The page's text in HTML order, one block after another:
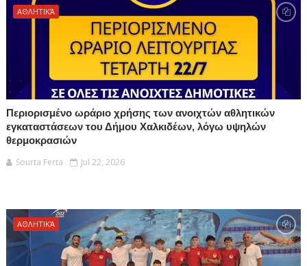
ΑΘΛΗΤΙΚΆ
Περιορισμένο ωράριο χρήσης των ανοιχτών αθλητικών
εγκαταστάσεων του Δήμου Χαλκιδέων, λόγω υψηλών
θερμοκρασιών
Sourta Ferta
Jul 22, 2026
ΑΘΛΗΤΙΚΆ